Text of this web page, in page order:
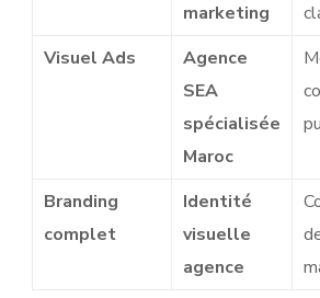
marketing
Visuel Ads
Agence
SEA
spécialisée
Maroc
Branding
complet
Identité
visuelle
agence